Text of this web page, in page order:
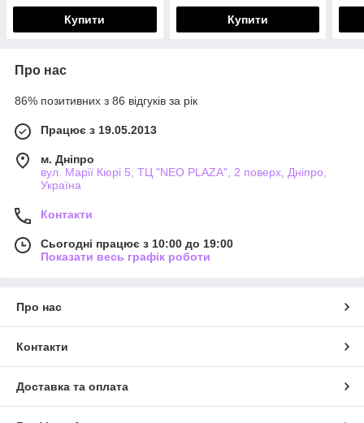
Купити Купити
Про нас
86% позитивних з 86 відгуків за рік
Працює з 19.05.2013
м. Дніпро
вул. Марії Кюрі 5, ТЦ "NEO PLAZA", 2 поверх, Дніпро,
Україна
Контакти
Сьогодні працює з 10:00 до 19:00
Показати весь графік роботи
Про нас
Контакти
Доставка та оплата